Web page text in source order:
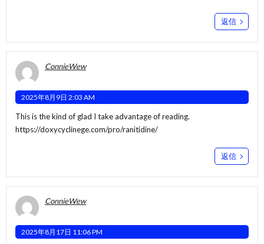
返信
ConnieWew
2025年8月9日 2:03 AM
This is the kind of glad I take advantage of reading.
https://doxycyclinege.com/pro/ranitidine/
返信
ConnieWew
2025年8月17日 11:06 PM